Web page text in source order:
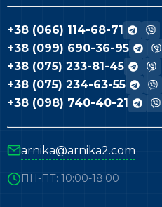
+38 (066) 114-68-71
+38 (099) 690-36-95
+38 (075) 233-81-45
+38 (075) 234-63-55
+38 (098) 740-40-21
arnika@arnika2.com
ПН-ПТ: 10:00-18:00